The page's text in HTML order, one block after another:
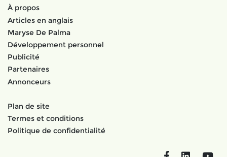
À propos
Articles en anglais
Maryse De Palma
Développement personnel
Publicité
Partenaires
Annonceurs
Plan de site
Termes et conditions
Politique de confidentialité